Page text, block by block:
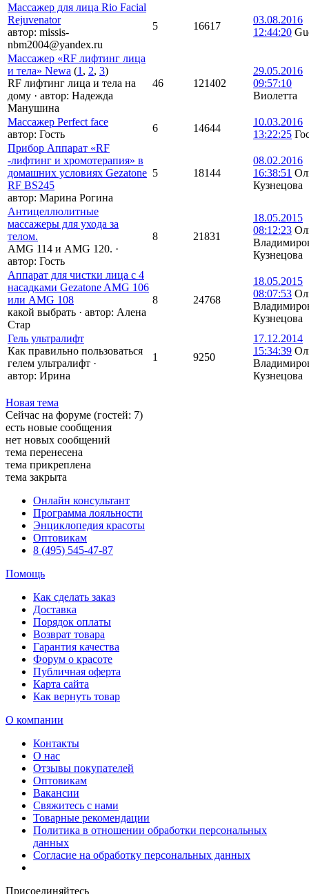
Массажер для лица Rio Facial
Rejuvenator
автор: missis-
nbm2004@yandex.ru
5 16617
03.08.2016
12:44:20
Массажер «RF лифтинг лица
и тела» Newa (1 , 2, 3)
RF лифтинг лица и тела на
дому · автор: Надежда
Манушина
46 121402
29.05.2016
09:57:10
Виолетта
Массажер Perfect face
автор: Гость
6 14644
10.03.2016
13:22:25
Прибор Аппарат «RF
-лифтинг и хромотерапия» в
домашних условиях Gezatone
RF BS245
автор: Марина Рогина
5 18144
08.02.2016
16:38:51
Кузнецова
Антицеллюлитные
массажеры для ухода за
телом.
AMG 114 и AMG 120. ·
автор: Гость
8 21831
18.05.2015
08:12:23
Кузнецова
Аппарат для чистки лица с 4
насадками Gezatone AMG 106
или АМG 108
какой выбрать · автор: Алена
Стар
8 24768
18.05.2015
08:07:53
Кузнецова
Гель ультралифт
Как правильно пользоваться
гелем ультралифт ·
автор: Ирина
1 9250
17.12.2014
15:34:39
Кузнецова
Новая тема
Сейчас на форуме (гостей: 7)
есть новые сообщения
нет новых сообщений
тема перенесена
тема прикреплена
тема закрыта
Онлайн консультант
Программа лояльности
Энциклопедия красоты
Оптовикам
8 (495) 545-47-87
Помощь
Как сделать заказ
Доставка
Порядок оплаты
Возврат товара
Гарантия качества
Форум о красоте
Публичная оферта
Карта сайта
Как вернуть товар
О компании
Контакты
О нас
Отзывы покупателей
Оптовикам
Вакансии
Свяжитесь с нами
Товарные рекомендации
Политика в отношении обработки персональных
данных
Согласие на обработку персональных данных
Присоединяйтесь